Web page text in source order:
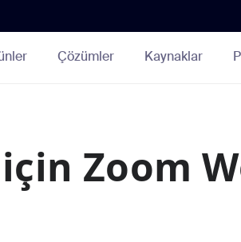
Çözümler Kaynaklar
Zoom